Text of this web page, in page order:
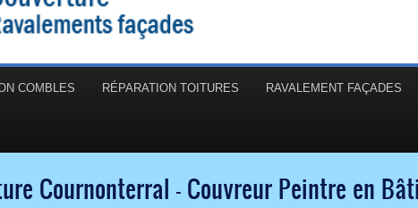
COMBLES RÉPARATION TOITURES RAVALEMENT FAÇADES
Cournonterral - Couvreur Peintre en